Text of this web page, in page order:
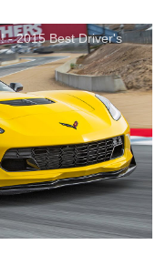
- 2015 Best Driver's